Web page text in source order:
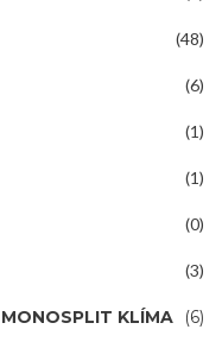
(48)
(6)
(1)
(1)
(0)
(3)
KLÍMA (6)